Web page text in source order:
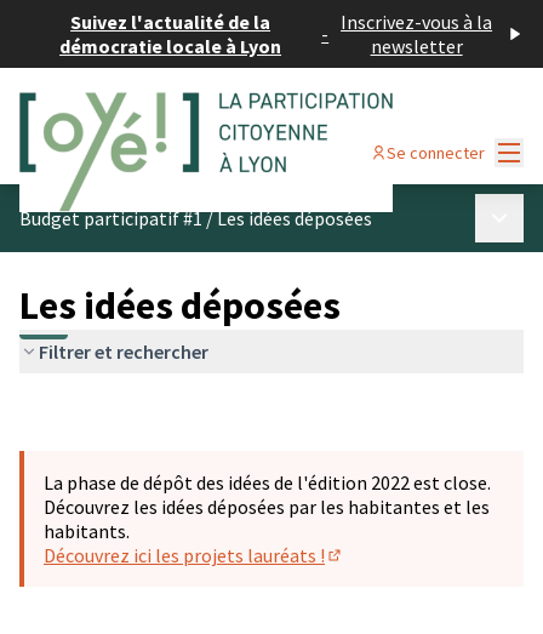
Suivez l'actualité de la
démocratie locale à Lyon
- Inscrivez-vous à la
newsletter
Se connecter
Budget participatif #1/Les idées déposées
Les idées déposées
Filtrer et rechercher
La phase de dépôt des idées de l'édition 2022 est close.
Découvrez les idées déposées par les habitantes et les
habitants.
Découvrez ici les projets lauréats !